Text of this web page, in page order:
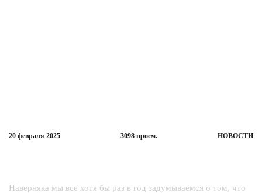
Наверняка мы все хотя бы раз в год задумываемся о том, что
20 февраля 2025 3098 просм. НОВОСТИ